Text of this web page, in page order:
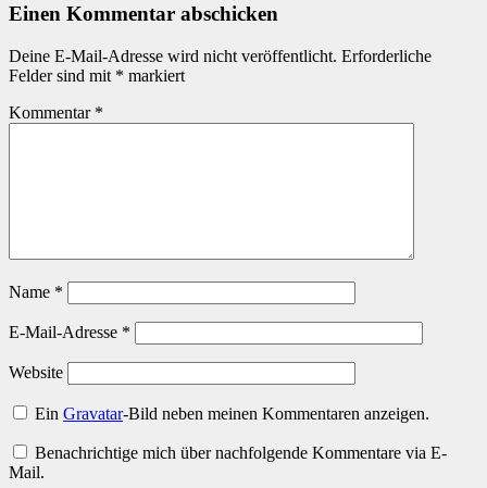
Einen Kommentar abschicken
Deine E-Mail-Adresse wird nicht veröffentlicht. Erforderliche
Felder sind mit * markiert
Kommentar *
Name *
E-Mail-Adresse *
Website
EinGravatar-Bild neben meinen Kommentaren anzeigen.
Benachrichtige mich über nachfolgende Kommentare via E-
Mail.